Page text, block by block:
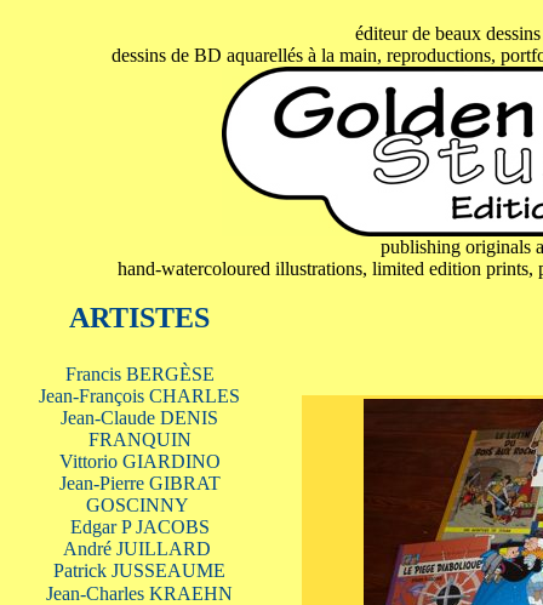
éditeur de beaux
dessins de BD aquarellés à la main, reproductions,
publishing originals
hand-watercoloured illustrations, limited edition
ARTISTES
Francis BERGÈSE
Jean-François CHARLES
Jean-Claude DENIS
FRANQUIN
Vittorio GIARDINO
Jean-Pierre GIBRAT
GOSCINNY
Edgar P JACOBS
André JUILLARD
Patrick JUSSEAUME
Jean-Charles KRAEHN